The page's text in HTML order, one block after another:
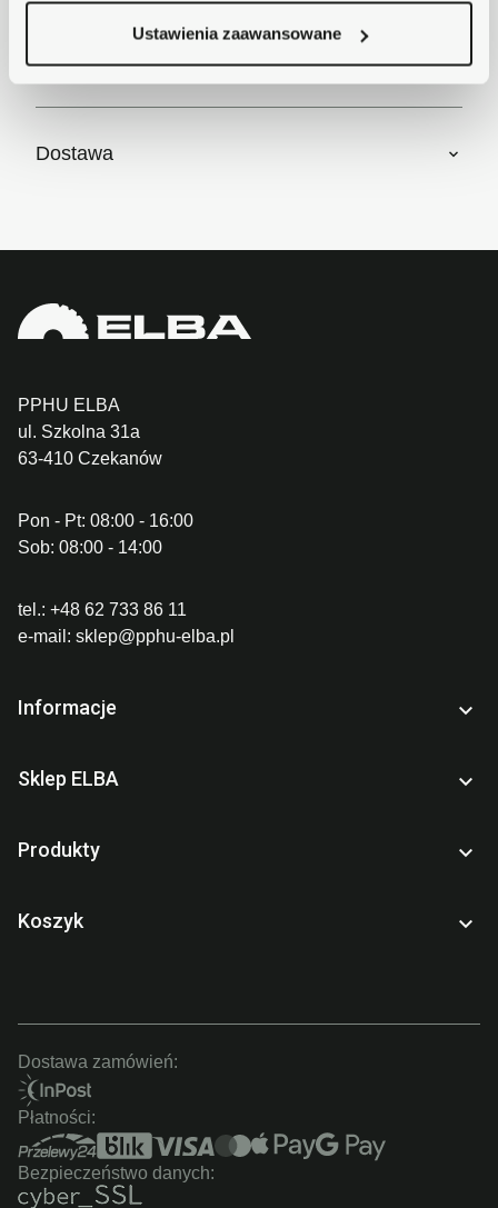
Ustawienia zaawansowane
Szczegóły produktu
Dostawa
PPHU ELBA
ul. Szkolna 31a
63-410 Czekanów
Pon - Pt: 08:00 - 16:00
Sob: 08:00 - 14:00
tel.: +48 62 733 86 11
e-mail: sklep@pphu-elba.pl
Informacje 
Sklep ELBA 
Produkty 
Koszyk 
Dostawa zamówień:
Płatności:
Bezpieczeństwo danych: